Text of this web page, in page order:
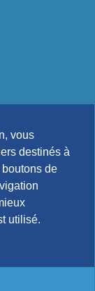
vous
destinés à
de
utilisé.
:La Chose Verte